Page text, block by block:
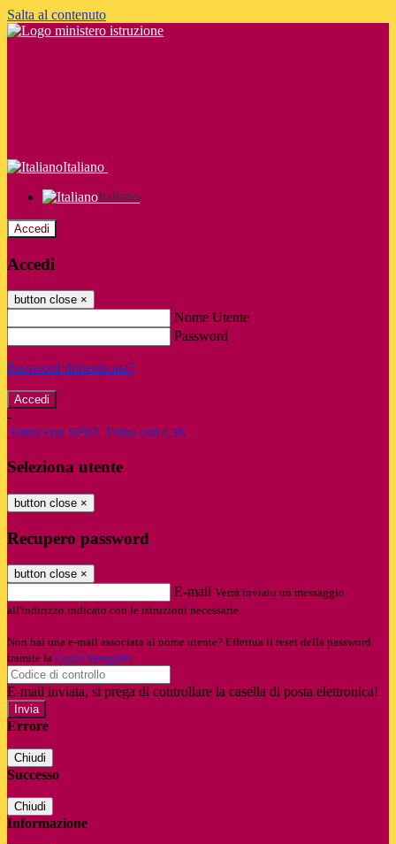
Salta al contenuto
Italiano
Italiano
Accedi
Accedi
button close ×
Nome Utente
Password
Password dimenticata?
-
Entra con SPID Entra con CIE
Seleziona utente
button close ×
Recupero password
button close ×
E-mail Verrà inviato un messaggio
all'indirizzo indicato con le istruzioni necessarie.
Non hai una e-mail associata al nome utente? Effettua il reset della password
tramite la Login Spaggiari
E-mail inviata, si prega di controllare la casella di posta elettronica!
Errore
Chiudi
Successo
Chiudi
Informazione